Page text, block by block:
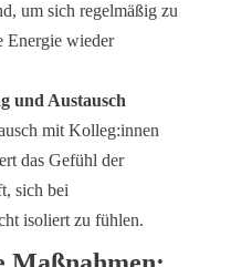
um sich regelmäßig zu
Energie wieder
und Austausch
mit Kolleg:innen
das Gefühl der
sich bei
isoliert zu fühlen.